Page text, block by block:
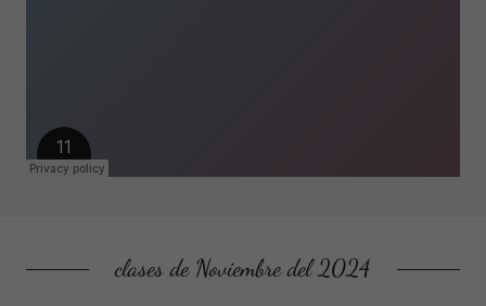
clases de Noviembre del 2024